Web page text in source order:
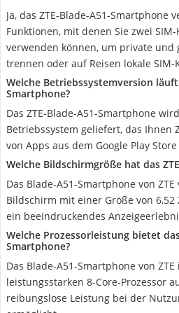
Ja, das ZTE-Blade-A51-Smartphone
Funktionen, mit denen Sie zwei
verwenden können, um private und
trennen oder auf Reisen lokale
Welche Betriebssystemversion läuft
Smartphone?
Das ZTE-Blade-A51-Smartphone
Betriebssystem geliefert, das Ihnen
von Apps aus dem Google Play
Welche Bildschirmgröße hat das
Das Blade-A51-Smartphone von
Bildschirm mit einer Größe von 6,52
ein beeindruckendes
Welche Prozessorleistung bietet
Smartphone?
Das Blade-A51-Smartphone von
leistungsstarken 8-Core-Prozessor
reibungslose Leistung bei der